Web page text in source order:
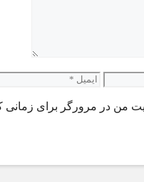
ایمیل
من در مرورگر برای زمانی